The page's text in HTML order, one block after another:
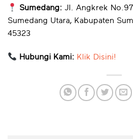
Sumedang: Jl. Angkrek
Sumedang Utara, Kabupaten
45323
Hubungi Kami: Klik Disini!